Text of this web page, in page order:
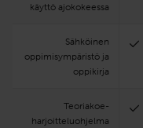
käyttö ajokokeessa
Sähköinen
oppimisympäristö ja
oppikirja
Teoria­koe­
harjoittelu­ohjelma